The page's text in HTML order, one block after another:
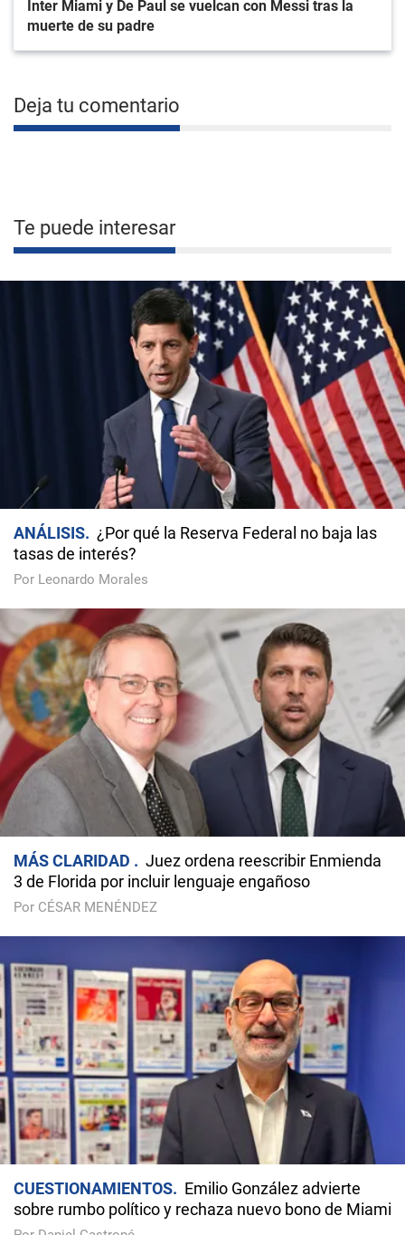
Inter Miami y De Paul se vuelcan con Messi tras la
muerte de su padre
Deja tu comentario
Te puede interesar
ANÁLISIS
¿Por qué la Reserva Federal no baja las
tasas de interés?
Por Leonardo Morales
MÁS CLARIDAD
Juez ordena reescribir Enmienda
3 de Florida por incluir lenguaje engañoso
Por CÉSAR MENÉNDEZ
CUESTIONAMIENTOS
Emilio González advierte
sobre rumbo político y rechaza nuevo bono de Miami